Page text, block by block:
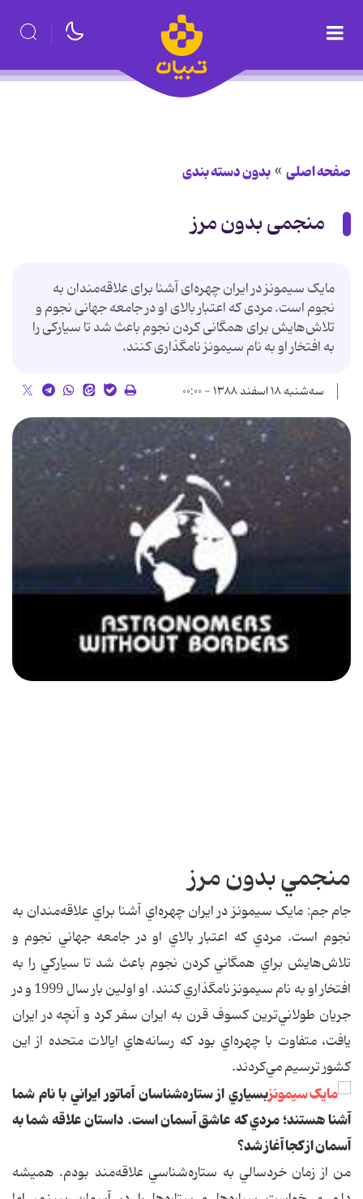
صفحه اصلی بدون دسته بندی
منجمی بدون مرز
مایک سیمونز در ایران چهره‌ای آشنا برای علاقه‌مندان به
نجوم است. مردی که اعتبار بالای او در جامعه جهانی نجوم و
تلاش‌هایش برای همگانی کردن نجوم باعث شد تا سیارکی را
به افتخار او به نام سیمونز نامگذاری کنند.
سه‌شنبه ۱۸ اسفند ۱۳۸۸ - ۰۰:۰۰
منجمي بدون مرز
جام جم: مايک سيمونز در ايران چهره‌اي آشنا براي علاقه‌مندان به
نجوم است. مردي که اعتبار بالاي او در جامعه جهاني نجوم و
تلاش‌هايش براي همگاني کردن نجوم باعث شد تا سيارکي را به
افتخار او به نام سيمونز نامگذاري کنند. او اولين بار سال 1999 و در
جريان طولاني‌ترين کسوف قرن به ايران سفر کرد و آنچه در ايران
يافت، متفاوت با چهره‌اي بود که رسانه‌هاي ايالات متحده از اين
کشور ترسيم مي‌کردند.
بسياري از ستاره‌شناسان آماتور ايراني با نام شما
آشنا هستند؛ مردي که عاشق آسمان است. داستان علاقه شما به
آسمان از کجا آغاز شد؟
من از زمان خردسالي به ستاره‌شناسي علاقه‌مند بودم. هميشه